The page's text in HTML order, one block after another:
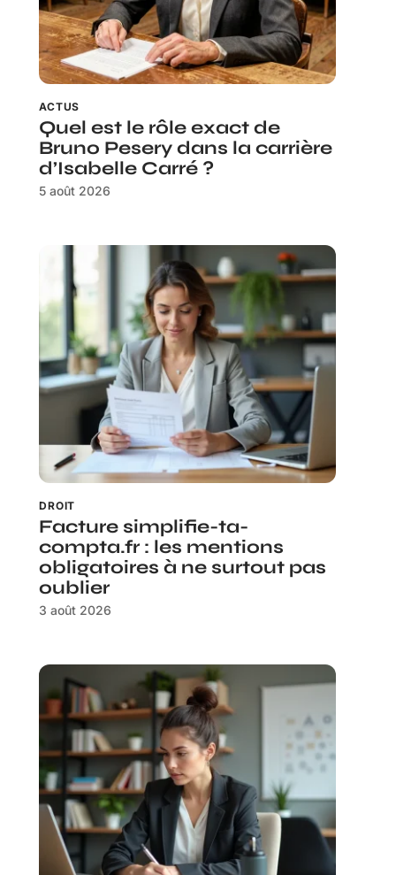
ACTUS
Quel est le rôle exact de
Bruno Pesery dans la carrière
d’Isabelle Carré ?
5 août 2026
DROIT
Facture simplifie-ta-
compta.fr : les mentions
obligatoires à ne surtout pas
oublier
3 août 2026